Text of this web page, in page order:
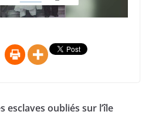
esclaves oubliés sur l’île